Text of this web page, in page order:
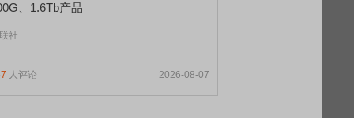
、1.6Tb产品
社
人评论 2026-08-07